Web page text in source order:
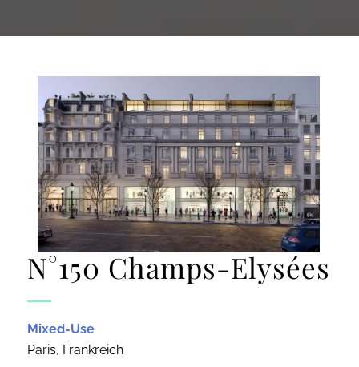
N°150 Champs-Elysées
Mixed-Use
Paris, Frankreich